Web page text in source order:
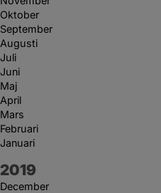
Oktober
September
Augusti
Juli
Juni
Maj
April
Mars
Februari
Januari
År:
2019
December